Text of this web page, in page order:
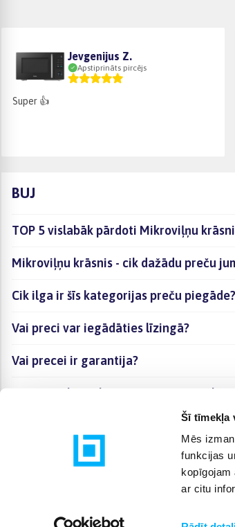
Šī tīmekļa
Mēs
funkcijas
kopīgojam
ar citu
Jevgenijus Z.
Apstiprināts pircējs
Super 👍
BUJ
TOP 5 vislabāk pārdoti Mikroviļņu
Mikroviļņu krāsnis - cik dažādu preču
Cik ilga ir šīs kategorijas preču piegāde?
Vai preci var iegādāties līzingā?
Vai precei ir garantija?
Kā visērtāk izvēlēties sev piemērotāko